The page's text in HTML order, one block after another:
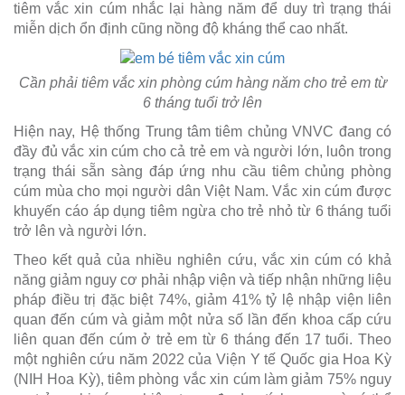
tiêm vắc xin cúm nhắc lại hàng năm để duy trì trạng thái
miễn dịch ổn định cũng nồng độ kháng thể cao nhất.
Cần phải tiêm vắc xin phòng cúm hàng năm cho trẻ em từ
6 tháng tuổi trở lên
Hiện nay, Hệ thống Trung tâm tiêm chủng VNVC đang có
đầy đủ vắc xin cúm cho cả trẻ em và người lớn, luôn trong
trạng thái sẵn sàng đáp ứng nhu cầu tiêm chủng phòng
cúm mùa cho mọi người dân Việt Nam. Vắc xin cúm được
khuyến cáo áp dụng tiêm ngừa cho trẻ nhỏ từ 6 tháng tuổi
trở lên và người lớn.
Theo kết quả của nhiều nghiên cứu, vắc xin cúm có khả
năng giảm nguy cơ phải nhập viện và tiếp nhận những liệu
pháp điều trị đặc biệt 74%, giảm 41% tỷ lệ nhập viện liên
quan đến cúm và giảm một nửa số lần đến khoa cấp cứu
liên quan đến cúm ở trẻ em từ 6 tháng đến 17 tuổi. Theo
một nghiên cứu năm 2022 của Viện Y tế Quốc gia Hoa Kỳ
(NIH Hoa Kỳ), tiêm phòng vắc xin cúm làm giảm 75% nguy